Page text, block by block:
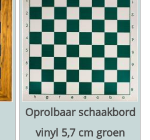
Oprolbaar schaakbord
vinyl 5,7 cm groen